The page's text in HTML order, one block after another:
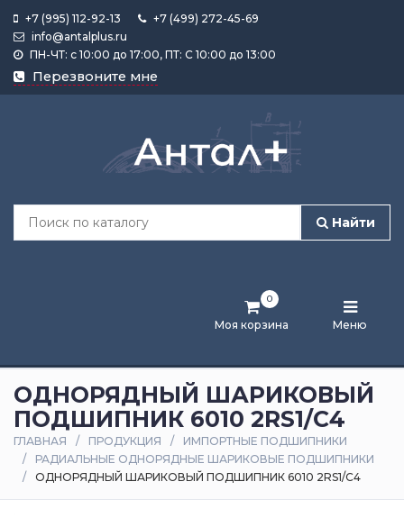
+7 (995) 112-92-13
+7 (499) 272-45-69
info@antalplus.ru
ПН-ЧТ: с 10:00 до 17:00, ПТ: С 10:00 до 13:00
Перезвоните мне
Найти
Моя корзина
0
Меню
Каталог
продукции
Лента
и
статьи
Оплата
доставка
ОДНОРЯДНЫЙ ШАРИКОВЫЙ
ПОДШИПНИК 6010 2RS1/C4
ГЛАВНАЯ ПРОДУКЦИЯ
ИМПОРТНЫЕ ПОДШИПНИКИ
РАДИАЛЬНЫЕ ОДНОРЯДНЫЕ ШАРИКОВЫЕ ПОДШИПНИКИ
ОДНОРЯДНЫЙ ШАРИКОВЫЙ ПОДШИПНИК 6010 2RS1/C4